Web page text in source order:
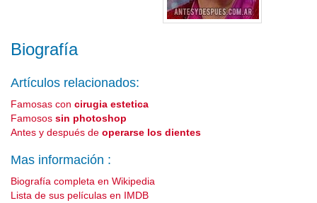
Biografía
Artículos relacionados:
Famosas con cirugia estetica
Famosos sin photoshop
Antes y después de operarse los dientes
Mas información :
Biografía completa en Wikipedia
Lista de sus películas en IMDB